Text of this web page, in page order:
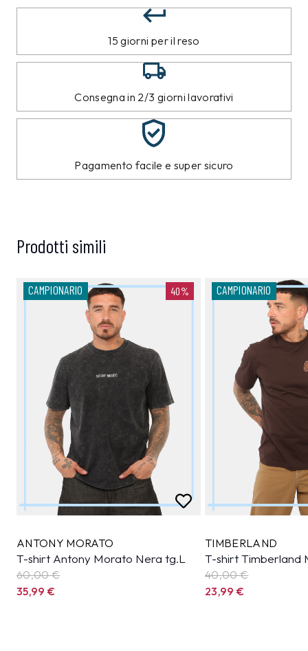
15 giorni per il reso
Consegna in 2/3 giorni lavorativi
Pagamento facile e super sicuro
Prodotti simili
CAMPIONARIO 40%
ANTONY MORATO
T-shirt Antony Morato Nera tg.L
60,00 €
35,99€
CAMPIONARIO
TIMBERLAND
T-shirt Timberland
40,00 €
23,99€